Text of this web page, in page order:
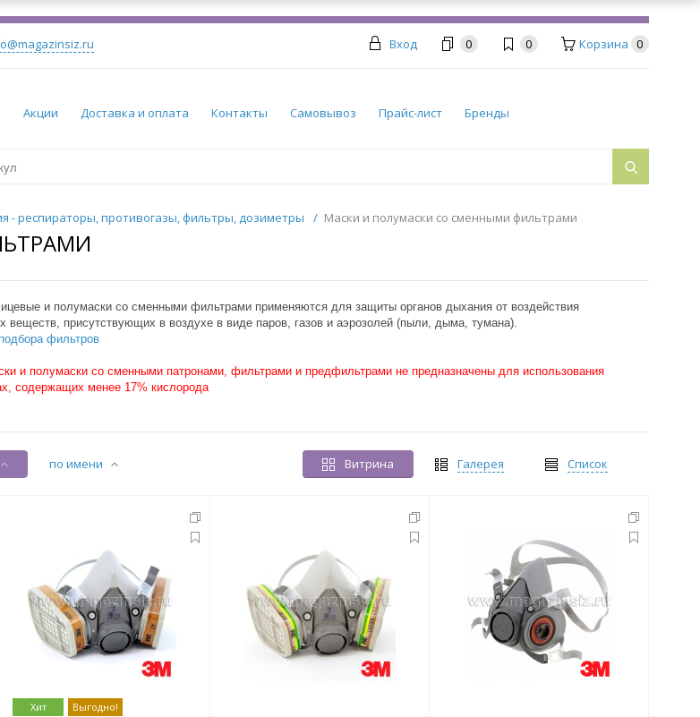
Вход 0 0 Корзина 0
Акции Доставка и оплата Контакты Самовывоз Прайс-лист Бренды
- респираторы, противогазы, фильтры, дозиметры / Маски и полумаски со сменными фильтрами
и полумаски со сменными фильтрами применяются для защиты органов дыхания от воздействия
веществ, присутствующих в воздухе в виде паров, газов и аэрозолей (пыли, дыма, тумана).
фильтров
и полумаски со сменными патронами, фильтрами и предфильтрами не предназначены для использования
содержащих менее 17% кислорода
Список
Галерея
Витрина
по имени
Хит Выгодно!